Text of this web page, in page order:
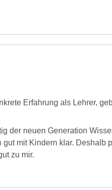
Erfahrung als Lehrer,
der neuen Generation
gut mit Kindern klar. Deshalb
zu mir.